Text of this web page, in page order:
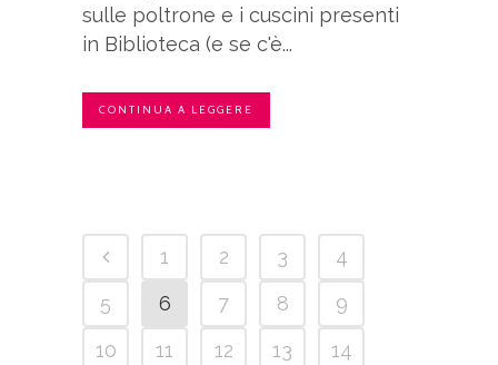
sulle poltrone e i cuscini presenti
in Biblioteca (e se c'è...
CONTINUA A LEGGERE
1 2 3
4
5
6 7 8
9
10
11 12 13
14